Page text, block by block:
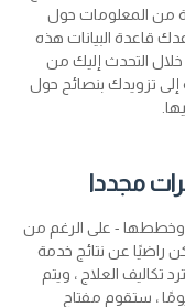
من المعلومات حول
قاعدة البيانات هذه
التحدث إليك من
إلى تزويدك بنصائح حول
مجددا
وخططها - على الرغم من
راضيًا عن نتائج خدمة
العلاج ، ويتم
، ستقوم مفتاح